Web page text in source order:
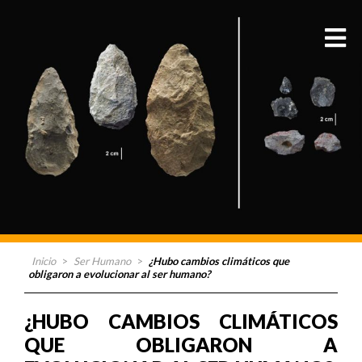
Inicio > Ser Humano > ¿Hubo cambios climáticos que
obligaron a evolucionar al ser humano?
¿HUBO CAMBIOS CLIMÁTICOS
QUE OBLIGARON A